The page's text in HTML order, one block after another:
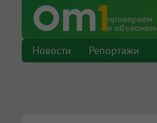
Новости Репортажи